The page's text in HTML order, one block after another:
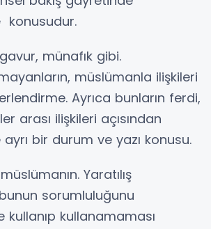
konusudur.
münafık gibi.
müslümanla ilişkileri
Ayrıca bunların ferdi,
arası ilişkileri açısından
bir durum ve yazı konusu.
Yaratılış
sorumluluğunu
kullanıp kullanamaması